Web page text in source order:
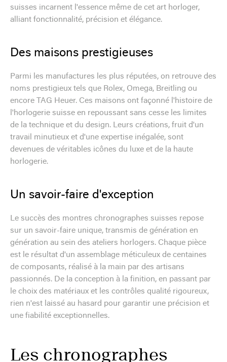
suisses incarnent l'essence même de cet art horloger,
alliant fonctionnalité, précision et élégance.
Des maisons prestigieuses
Parmi les manufactures les plus réputées, on retrouve des
noms prestigieux tels que Rolex, Omega, Breitling ou
encore TAG Heuer. Ces maisons ont façonné l'histoire de
l'horlogerie suisse en repoussant sans cesse les limites
de la technique et du design. Leurs créations, fruit d'un
travail minutieux et d'une expertise inégalée, sont
devenues de véritables icônes du luxe et de la haute
horlogerie.
Un savoir-faire d'exception
Le succès des montres chronographes suisses repose
sur un savoir-faire unique, transmis de génération en
génération au sein des ateliers horlogers. Chaque pièce
est le résultat d'un assemblage méticuleux de centaines
de composants, réalisé à la main par des artisans
passionnés. De la conception à la finition, en passant par
le choix des matériaux et les contrôles qualité rigoureux,
rien n'est laissé au hasard pour garantir une précision et
une fiabilité exceptionnelles.
Les chronographes